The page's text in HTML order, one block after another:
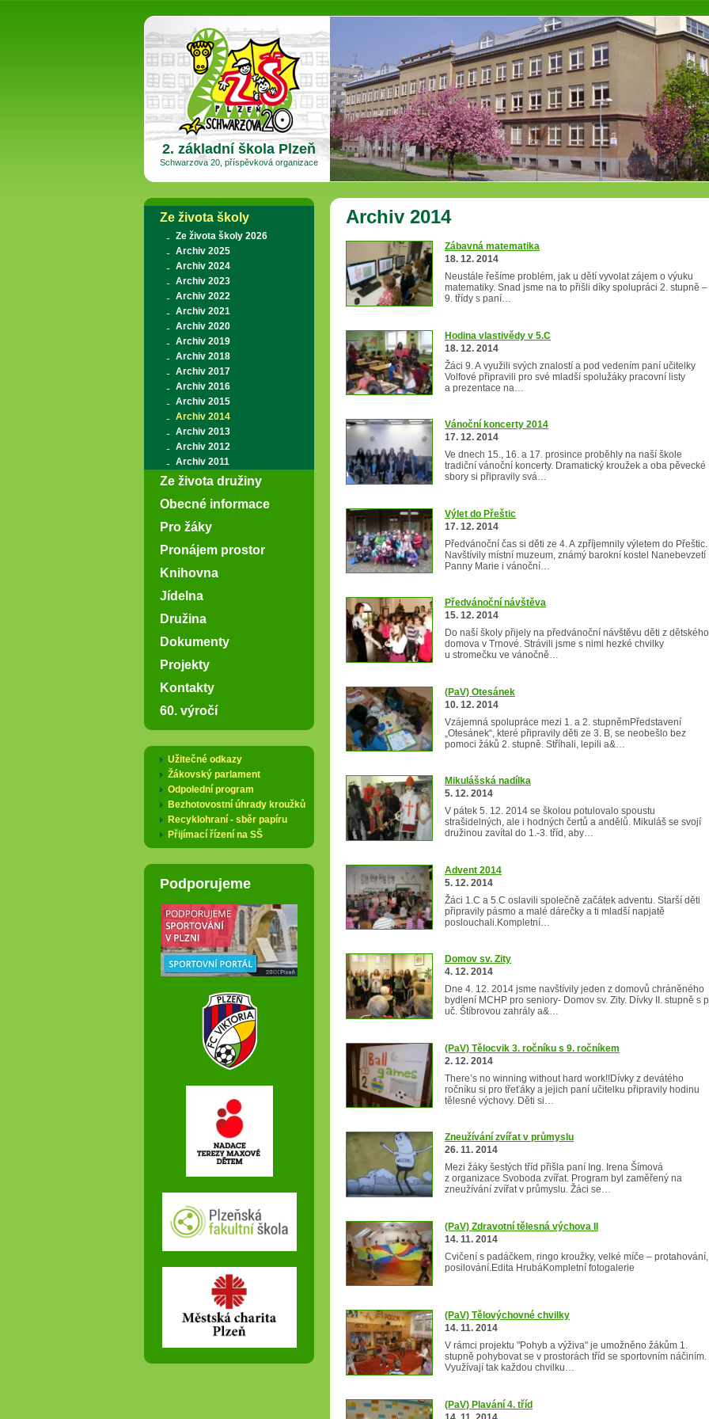
2. základní škola Plzeň
Schwarzova 20, příspěvková organizace
Archiv 2014
Zábavná matematika
18. 12. 2014
Neustále řešíme problém, jak u dětí vyvolat zájem o výuku
matematiky. Snad jsme na to přišli díky spolupráci 2. stupně –
9. třídy s paní…
Hodina vlastivědy v 5.C
18. 12. 2014
Žáci 9. A využili svých znalostí a pod vedením paní učitelky
Volfové připravili pro své mladší spolužáky pracovní listy
a prezentace na…
Vánoční koncerty 2014
17. 12. 2014
Ve dnech 15., 16. a 17. prosince proběhly na naší škole
tradiční vánoční koncerty. Dramatický kroužek a oba pěvecké
sbory si připravily svá…
Výlet do Přeštic
17. 12. 2014
Předvánoční čas si děti ze 4. A zpříjemnily výletem do Přeštic.
Navštívily místní muzeum, známý barokní kostel Nanebevzetí
Panny Marie i vánoční…
Předvánoční návštěva
15. 12. 2014
Do naší školy přijely na předvánoční návštěvu děti z dětského
domova v Trnové. Strávili jsme s nimi hezké chvilky
u stromečku ve vánočně…
(PaV) Otesánek
10. 12. 2014
Vzájemná spolupráce mezi 1. a 2. stupněmPředstavení
„Otesánek“, které připravily děti ze 3. B, se neobešlo bez
pomoci žáků 2. stupně. Stříhali, lepili a&…
Mikulášská nadílka
5. 12. 2014
V pátek 5. 12. 2014 se školou potulovalo spoustu
strašidelných, ale i hodných čertů a andělů. Mikuláš se svojí
družinou zavítal do 1.-3. tříd, aby…
Advent 2014
5. 12. 2014
Žáci 1.C a 5.C oslavili společně začátek adventu. Starší děti
připravily pásmo a malé dárečky a ti mladší napjatě
poslouchali.Kompletní…
Domov sv. Zity
4. 12. 2014
Dne 4. 12. 2014 jsme navštívily jeden z domovů chráněného
bydlení MCHP pro seniory- Domov sv. Zity. Dívky II. stupně s
uč. Štíbrovou zahrály a&…
(PaV) Tělocvik 3. ročníku s 9. ročníkem
2. 12. 2014
There’s no winning without hard work!!Dívky z devátého
ročníku si pro třeťáky a jejich paní učitelku připravily hodinu
tělesné výchovy. Děti si…
Zneužívání zvířat v průmyslu
26. 11. 2014
Mezi žáky šestých tříd přišla paní Ing. Irena Šímová
z organizace Svoboda zvířat. Program byl zaměřený na
zneužívání zvířat v průmyslu. Žáci se…
(PaV) Zdravotní tělesná výchova II
14. 11. 2014
Cvičení s padáčkem, ringo kroužky, velké míče – protahování,
posilování.Edita HrubáKompletní fotogalerie
(PaV) Tělovýchovné chvilky
14. 11. 2014
V rámci projektu "Pohyb a výživa" je umožněno žákům 1.
stupně pohybovat se v prostorách tříd se sportovním náčiním.
Využívají tak každou chvilku…
(PaV) Plavání 4. tříd
Ze života školy
Ze života školy 2026
Archiv 2025
Archiv 2024
Archiv 2023
Archiv 2022
Archiv 2021
Archiv 2020
Archiv 2019
Archiv 2018
Archiv 2017
Archiv 2016
Archiv 2015
Archiv 2014
Archiv 2013
Archiv 2012
Archiv 2011
Ze života družiny
Obecné informace
Pro žáky
Pronájem prostor
Knihovna
Jídelna
Družina
Dokumenty
Projekty
Kontakty
60. výročí
Užitečné odkazy
Žákovský parlament
Odpolední program
Bezhotovostní úhrady kroužků
Recyklohraní - sběr papíru
Přijímací řízení na SŠ
Podporujeme